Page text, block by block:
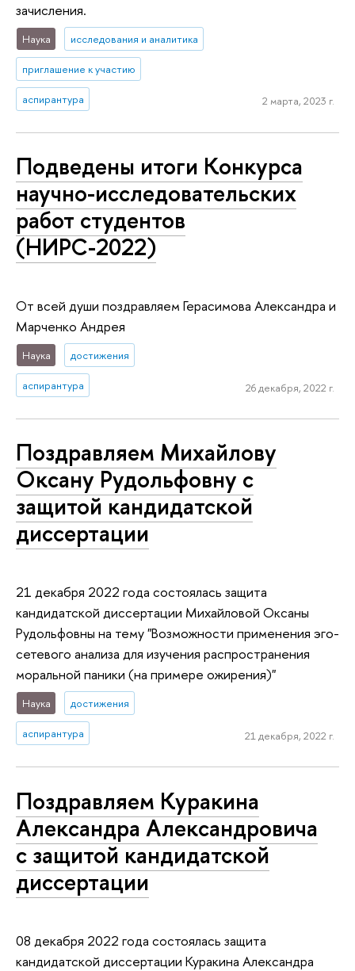
зачисления.
Наука исследования и аналитика
приглашение к участию
аспирантура 2 марта, 2023 г.
Подведены итоги Конкурса
научно-исследовательских
работ студентов
(НИРС-2022)
От всей души поздравляем Герасимова Александра и
Марченко Андрея
Наука достижения
аспирантура 26 декабря, 2022 г.
Поздравляем Михайлову
Оксану Рудольфовну с
защитой кандидатской
диссертации
21 декабря 2022 года состоялась защита
кандидатской диссертации Михайловой Оксаны
Рудольфовны на тему "Возможности применения эго-
сетевого анализа для изучения распространения
моральной паники (на примере ожирения)"
Наука достижения
аспирантура 21 декабря, 2022 г.
Поздравляем Куракина
Александра Александровича
с защитой кандидатской
диссертации
08 декабря 2022 года состоялась защита
кандидатской диссертации Куракина Александра